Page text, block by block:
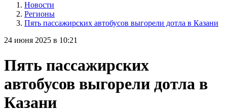
Новости
Регионы
Пять пассажирских автобусов выгорели дотла в Казани
24 июня 2025 в 10:21
Пять пассажирских
автобусов выгорели дотла в
Казани